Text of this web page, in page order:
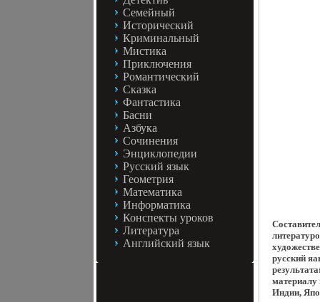
Семейный
Исторический
Криминальный
Мистика
Приключения
Романтический
Сказка
Фантастика
Басни
Азбука
Сочинения
Энциклопедии
Русский язык
Геометрия
Математика
Информатика
Конспекты уроков
Литература
Английский язык
русский
материалу
Индии,